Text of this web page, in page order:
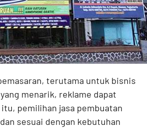
terutama untuk bisnis
menarik, reklame dapat
pemilihan jasa pembuatan
sesuai dengan kebutuhan